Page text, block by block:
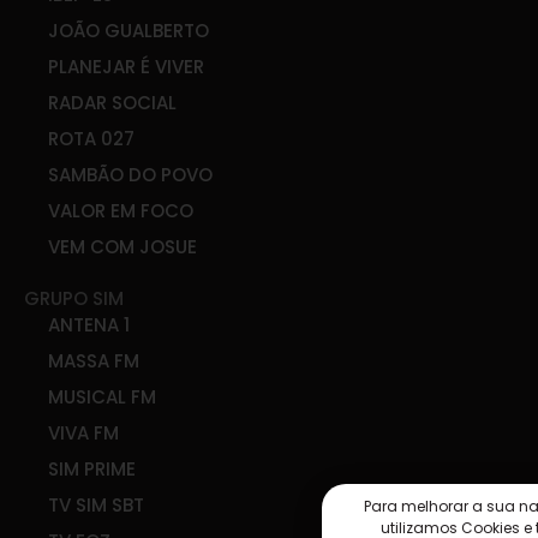
JOÃO GUALBERTO
PLANEJAR É VIVER
RADAR SOCIAL
ROTA 027
SAMBÃO DO POVO
VALOR EM FOCO
VEM COM JOSUE
GRUPO SIM
ANTENA 1
MASSA FM
MUSICAL FM
VIVA FM
SIM PRIME
TV SIM SBT
Para melhorar a sua
utilizamos Cookies